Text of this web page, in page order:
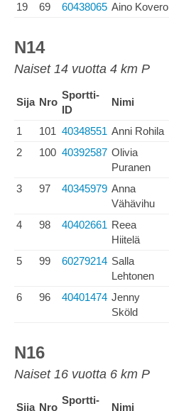
19
69 60438065 Aino Kovero
N14
Naiset 14 vuotta 4 km P
Sija Nro
Sportti-
ID
Nimi
1 101 40348551 Anni Rohila
2
100 40392587 Olivia
Puranen
3 97 40345979 Anna
Vähävihu
4 98 40402661 Reea
Hiitelä
5 99 60279214 Salla
Lehtonen
6 96 40401474 Jenny
Sköld
N16
Naiset 16 vuotta 6 km P
Sija Nro
Sportti-
Nimi